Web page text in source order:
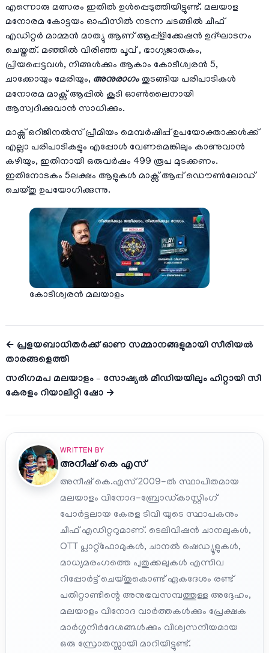
എന്നൊരു മത്സരം ഇതില്‍ ഉള്‍പ്പെടുത്തിയിട്ടുണ്ട്. മലയാള
മനോരമ കോട്ടയം ഓഫിസിൽ നടന്ന ചടങ്ങിൽ ചീഫ്
എഡിറ്റർ മാമ്മൻ മാത്യു ആണ് ആപ്പ്ളിക്കേഷന്‍ ഉദ്ഘാടനം
ചെയ്തത്. മഞ്ഞില്‍ വിരിഞ്ഞ പൂവ് , ഭാഗ്യജാതകം,
പ്രിയപ്പെട്ടവൾ, നിങ്ങള്‍ക്കും ആകാം കോടീശ്വരന്‍ 5,
ചാക്കോയും മേരിയും, അനുരാഗം തുടങ്ങിയ പരിപാടികള്‍
മനോരമ മാക്സ് ആപ്പില്‍ കൂടി ഓണ്‍ലൈനായി
ആസ്വദിക്കുവാന്‍ സാധിക്കും.
മാക്സ് ഒറിജിനല്‍സ് പ്രീമിയം മെമ്പര്‍ഷിപ്പ് ഉപയോക്താക്കള്‍ക്ക്‌
എല്ലാ പരിപാടികളും എപ്പോള്‍ വേണമെങ്കിലും കാണുവാന്‍
കഴിയും, ഇതിനായി ഒരുവര്‍ഷം 499 രൂപ മുടക്കണം.
ഇതിനോടകം 5ലക്ഷം ആളുകള്‍ മാക്സ് ആപ്പ് ഡൌണ്‍ലോഡ്
ചെയ്തു ഉപയോഗിക്കുന്നു.
കോടീശ്വരൻ മലയാളം
← പ്രളയബാധിതര്‍ക്ക് ഓണ സമ്മാനങ്ങളുമായി സീരിയല്‍
താരങ്ങളെത്തി
സരിഗമപ മലയാളം – സോഷ്യൽ മീഡിയയിലും ഹിറ്റായി സീ
കേരളം റിയാലിറ്റി ഷോ →
WRITTEN BY
അനീഷ്‌ കെ എസ്
അനീഷ് കെ.എസ് 2009-ൽ സ്ഥാപിതമായ
മലയാളം വിനോദ-ബ്രോഡ്കാസ്റ്റിംഗ്
പോർട്ടലായ കേരള ടിവി യുടെ സ്ഥാപകനും
ചീഫ് എഡിറ്ററുമാണ്. ടെലിവിഷൻ ചാനലുകൾ,
OTT പ്ലാറ്റ്‌ഫോമുകൾ, ചാനൽ ഷെഡ്യൂളുകൾ,
മാധ്യമരംഗത്തെ പുതുക്കലുകൾ എന്നിവ
റിപ്പോർട്ട് ചെയ്തുകൊണ്ട് ഏകദേശം രണ്ട്
പതിറ്റാണ്ടിന്റെ അനുഭവസമ്പത്തുള്ള അദ്ദേഹം,
മലയാളം വിനോദ വാർത്തകൾക്കും പ്രേക്ഷക
മാർഗ്ഗനിർദേശങ്ങൾക്കും വിശ്വസനീയമായ
ഒരു സ്രോതസ്സായി മാറിയിട്ടുണ്ട്.